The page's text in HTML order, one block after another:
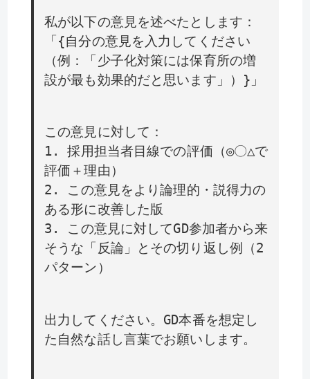
私が以下の意見を述べたとします：
「{自分の意見を入力してください
（例：「少子化対策には保育所の増
設が最も効果的だと思います」）}」
この意見に対して：
1. 採用担当者目線での評価（◎〇△で
評価＋理由）
2. この意見をより論理的・説得力の
ある形に改善した版
3. この意見に対してGD参加者から来
そうな「反論」とその切り返し例（2
パターン）
出力してください。GD本番を想定し
た自然な話し言葉でお願いします。